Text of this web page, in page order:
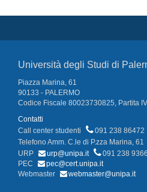
Università degli Studi di
Piazza Marina, 61
90133 - PALERMO
Codice Fiscale 80023730825, Partita
Contatti
Call center studenti
091 238 86472
Telefono Amm. C.le di P.zza Marina, 61
URP
urp@unipa.it
091 238
PEC
pec@cert.unipa.it
Webmaster
webmaster@unipa.it